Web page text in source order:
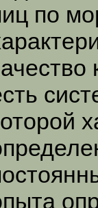
по